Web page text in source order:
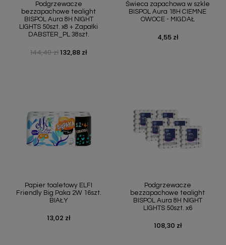
Podgrzewacze
bezzapachowe tealight
BISPOL Aura 8H NIGHT
LIGHTS 50szt. x8 + Zapałki
DABSTER_PL 38szt.
Cena podstawowa
144,40 zł Cena
132,88 zł
Świeca zapachowa w szkle
BISPOL Aura 18H CIEMNE
OWOCE - MIGDAŁ
Cena
4,55 zł
Papier toaletowy ELFI
Friendly Big Paka 2W 16szt.
BIAŁY
Cena
13,02 zł
Podgrzewacze
bezzapachowe tealight
BISPOL Aura 8H NIGHT
LIGHTS 50szt. x6
Cena
108,30 zł